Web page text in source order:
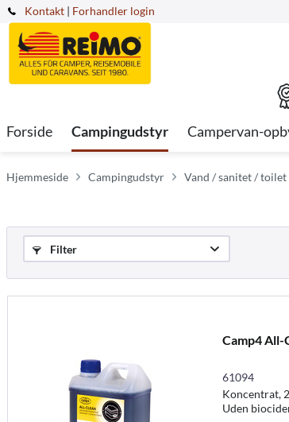
Kontakt | Forhandler login
Forside Campingudstyr Campervan-
Hjemmeside Campingudstyr Vand / sanitet / toilet
Filter
Camp4 All-
61094
Koncentrat,
Uden